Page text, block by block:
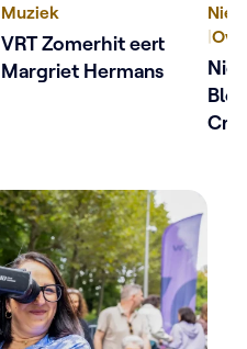
Muziek
VRT Zomerhit eert
Margriet Hermans
|